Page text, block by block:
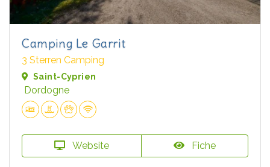
Camping Le Garrit
3 Sterren Camping
Saint-Cyprien
Dordogne
Website Fiche